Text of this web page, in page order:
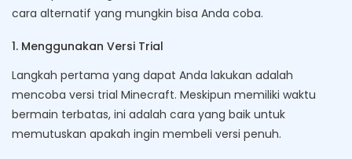
cara alternatif yang mungkin bisa Anda coba.
1. Menggunakan Versi Trial
Langkah pertama yang dapat Anda lakukan adalah
mencoba versi trial Minecraft. Meskipun memiliki waktu
bermain terbatas, ini adalah cara yang baik untuk
memutuskan apakah ingin membeli versi penuh.